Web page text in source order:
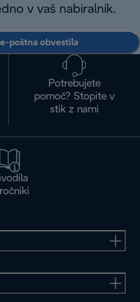
v vaš nabiralnik.
poštna obvestila
Potrebujete
pomoč? Stopite v
stik z nami